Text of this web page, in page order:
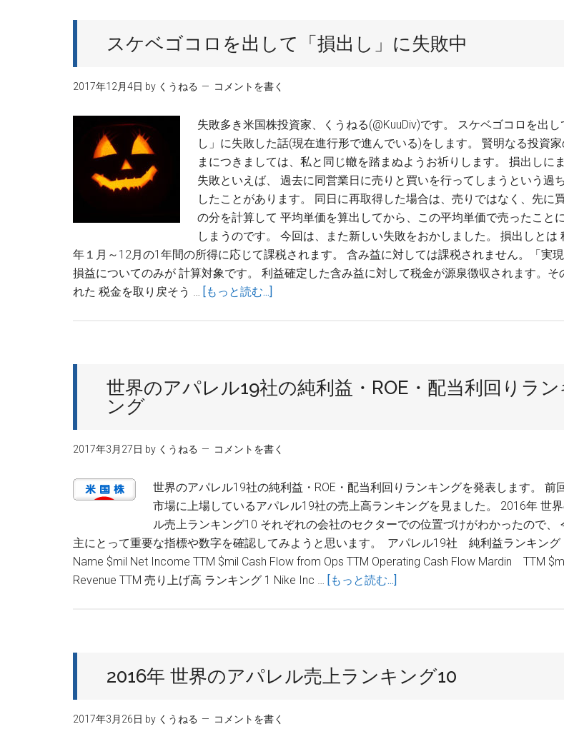
リ
ン
グ
し
て
配
貴
の
3M
に
スケベゴコロを出して「損出し」に失敗中
2017年12月4日 by くうねる コメントを書く
失敗多き米国株投資家、くうねる(@KuuDiv)です。 スケベゴコロを出し
し」に失敗した話(現在進行形で進んでいる)をします。 賢明なる投資家
まにつきましては、私と同じ轍を踏まぬようお祈りします。 損出しに
失敗といえば、 過去に同営業日に売りと買いを行ってしまうという過
したことがあります。 同日に再取得した場合は、売りではなく、先に
の分を計算して 平均単価を算出してから、この平均単価で売ったこと
しまうのです。 今回は、また新しい失敗をおかしました。 損出しとは
年１月～12月の1年間の所得に応じて課税されます。 含み益に対しては課税されません。「実
損益についてのみが 計算対象です。 利益確定した含み益に対して税金が源泉徴収されます。そ
れた 税金を取り戻そう … [もっと読む...]
コ
し
「損
出
し」
に
失
敗
世界のアパレル19社の純利益・ROE・配当利回りラン
ング
2017年3月27日 by くうねる コメントを書く
世界のアパレル19社の純利益・ROE・配当利回りランキングを発表します。 前
市場に上場しているアパレル19社の売上高ランキングを見ました。 2016年 世
ル売上ランキング10 それぞれの会社のセクターでの位置づけがわかったので、
主にとって重要な指標や数字を確認してみようと思います。 アパレル19社 純利益ランキング
Name $mil Net Income TTM $mil Cash Flow from Ops TTM Operating Cash Flow Mardin TTM
Revenue TTM 売り上げ高 ランキング 1 Nike Inc … [もっと読む...]
パ
2016年 世界のアパレル売上ランキング10
2017年3月26日 by くうねる コメントを書く